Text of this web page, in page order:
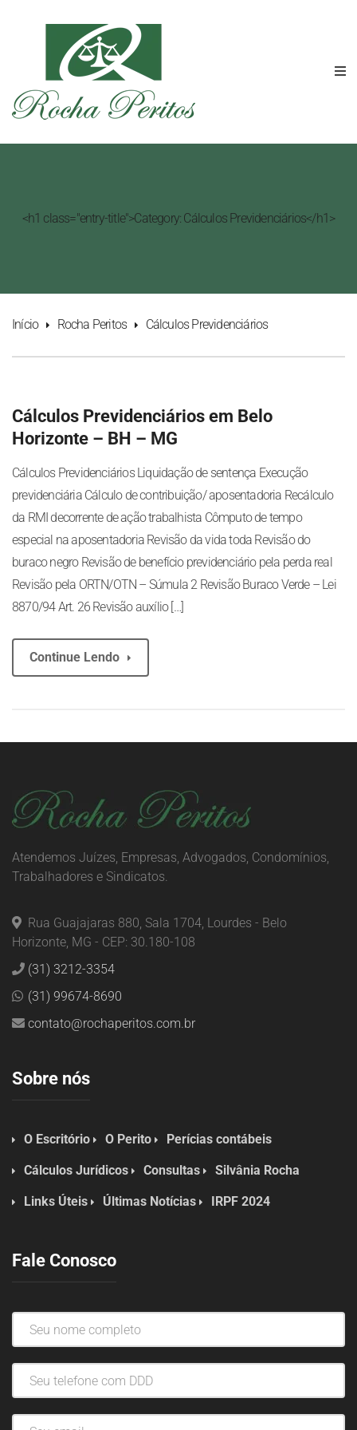
<h1 class="entry-title">Category: Cálculos Previdenciários</h1>
Início Rocha Peritos Cálculos Previdenciários
Cálculos Previdenciários em Belo
Horizonte – BH – MG
Cálculos Previdenciários Liquidação de sentença Execução
previdenciária Cálculo de contribuição/ aposentadoria Recálculo
da RMI decorrente de ação trabalhista Cômputo de tempo
especial na aposentadoria Revisão da vida toda Revisão do
buraco negro Revisão de benefício previdenciário pela perda real
Revisão pela ORTN/OTN – Súmula 2 Revisão Buraco Verde – Lei
8870/94 Art. 26 Revisão auxílio […]
Continue Lendo
Atendemos Juízes, Empresas, Advogados, Condomínios,
Trabalhadores e Sindicatos.
Rua Guajajaras 880, Sala 1704, Lourdes - Belo
Horizonte, MG - CEP: 30.180-108
(31) 3212-3354
(31) 99674-8690
contato@rochaperitos.com.br
Sobre nós
O Escritório O Perito Perícias contábeis
Cálculos Jurídicos Consultas Silvânia Rocha
Links Úteis Últimas Notícias IRPF 2024
Fale Conosco